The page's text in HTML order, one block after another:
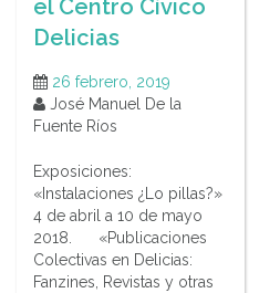
el Centro Cívico
Delicias
26 febrero, 2019
José Manuel De la
Fuente Ríos
Exposiciones:
«Instalaciones ¿Lo pillas?»
4 de abril a 10 de mayo
2018. «Publicaciones
Colectivas en Delicias:
Fanzines, Revistas y otras